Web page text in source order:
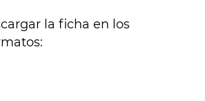
la ficha en los